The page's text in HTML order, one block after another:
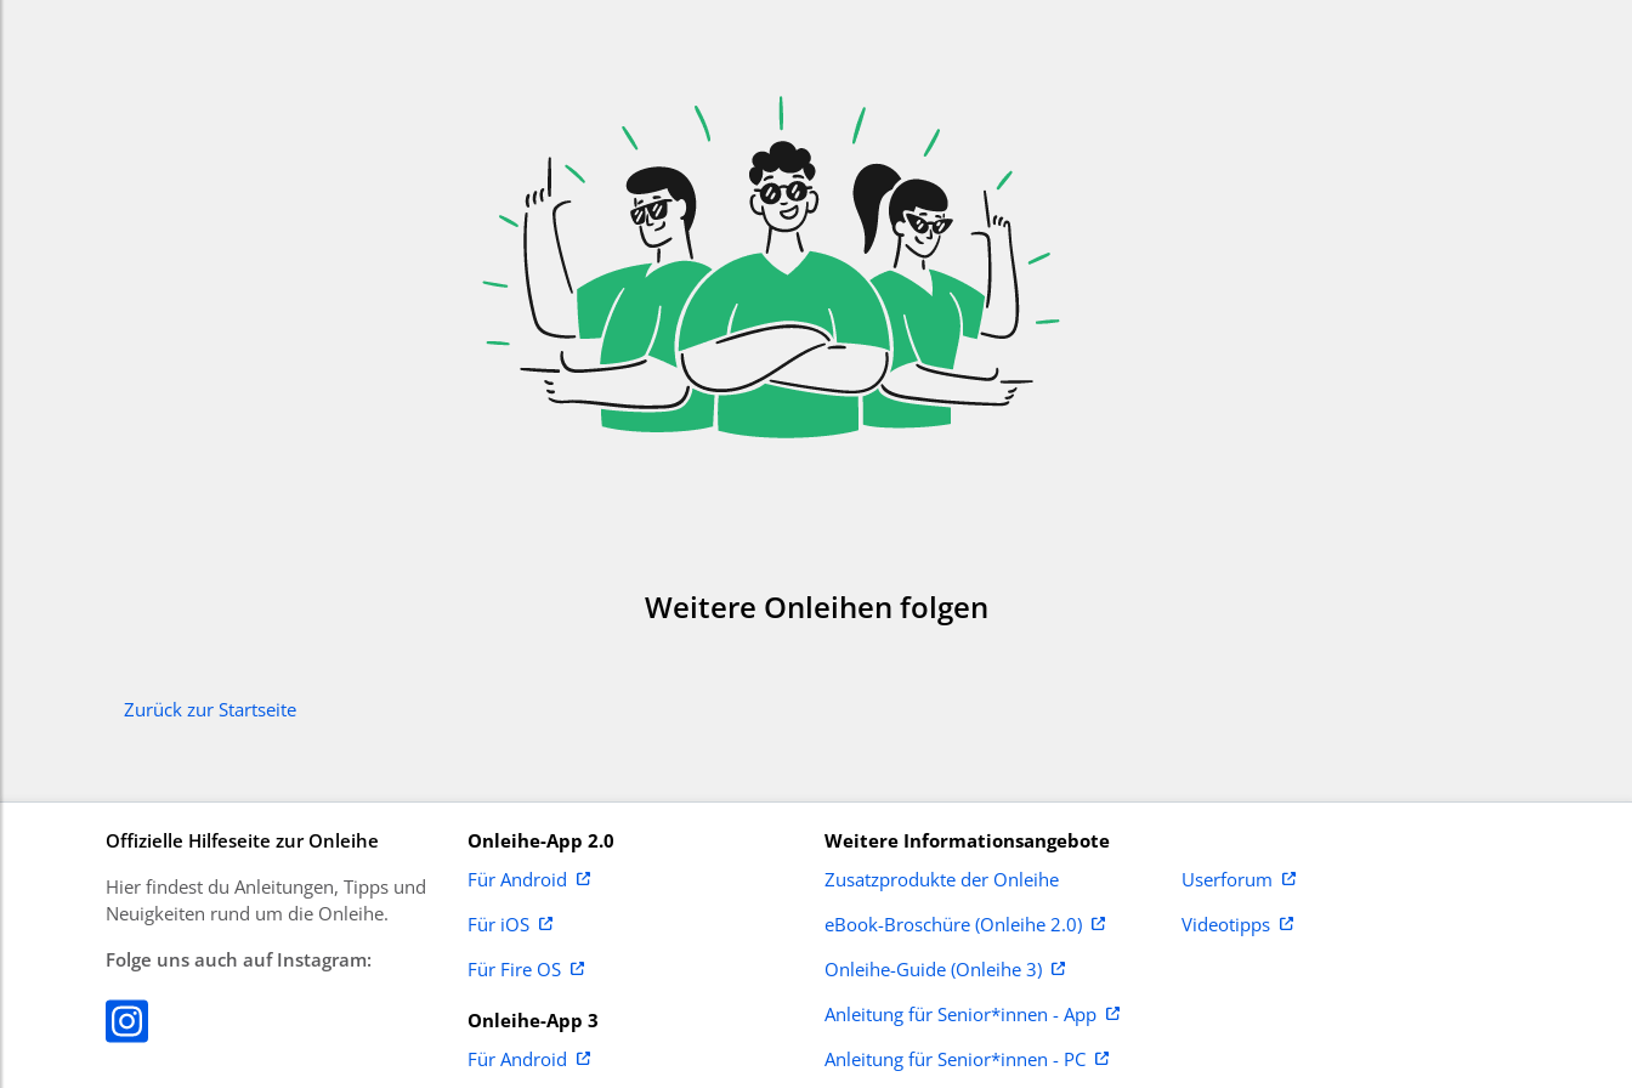
Weitere Onleihen folgen
Zurück zur Startseite
Offizielle Hilfeseite zur Onleihe
Hier findest du Anleitungen, Tipps und
Neuigkeiten rund um die Onleihe.
Folge uns auch auf Instagram:
Onleihe-App 2.0
Für Android
Für iOS
Für Fire OS
Onleihe-App 3
Für Android
Weitere Informationsangebote
Zusatzprodukte der Onleihe
eBook-Broschüre (Onleihe 2.0)
Onleihe-Guide (Onleihe 3)
Anleitung für Senior*innen - App
Anleitung für Senior*innen - PC
Userforum
Videotipps